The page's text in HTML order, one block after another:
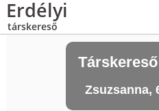
Erdélyi
társkereső
Zsuzsanna,